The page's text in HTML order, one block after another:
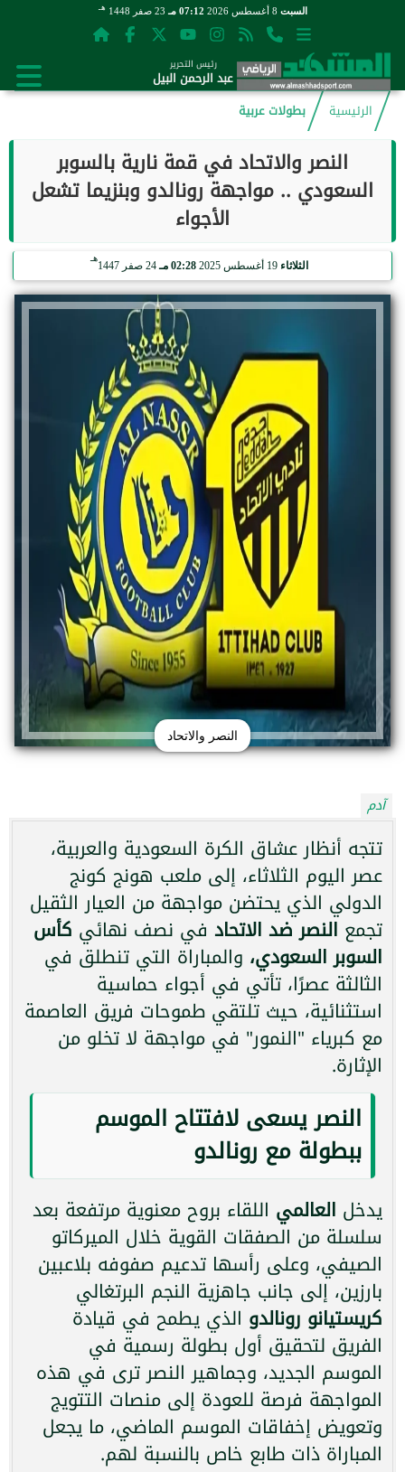
السبت 07:12 مـ 23 صفر 1448 هـ
رئيس التحرير
عبد الرحمن البيل
الرئيسية
بطولات عربية
النصر والاتحاد في قمة نارية بالسوبر
السعودي .. مواجهة رونالدو وبنزيما تشعل
الأجواء
الثلاثاء 19 أغسطس 2025 02:28 مـ 24 صفر 1447
هـ
النصر والاتحاد
آدم
تتجه أنظار عشاق الكرة السعودية والعربية،
عصر اليوم الثلاثاء، إلى ملعب هونج كونج
الدولي الذي يحتضن مواجهة من العيار الثقيل
تجمع النصر ضد الاتحاد في نصف نهائي كأس
السوبر السعودي، والمباراة التي تنطلق في
الثالثة عصرًا، تأتي في أجواء حماسية
استثنائية، حيث تلتقي طموحات فريق العاصمة
مع كبرياء "النمور" في مواجهة لا تخلو من
الإثارة.
النصر يسعى لافتتاح الموسم
ببطولة مع رونالدو
يدخل العالمي اللقاء بروح معنوية مرتفعة بعد
سلسلة من الصفقات القوية خلال الميركاتو
الصيفي، وعلى رأسها تدعيم صفوفه بلاعبين
بارزين، إلى جانب جاهزية النجم البرتغالي
كريستيانو رونالدو الذي يطمح في قيادة
الفريق لتحقيق أول بطولة رسمية في
الموسم الجديد، وجماهير النصر ترى في هذه
المواجهة فرصة للعودة إلى منصات التتويج
وتعويض إخفاقات الموسم الماضي، ما يجعل
المباراة ذات طابع خاص بالنسبة لهم.